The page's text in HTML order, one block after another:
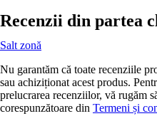
Recenzii din partea
Salt zonă
Nu garantăm că toate recenziile
sau achiziționat acest produs.
prelucrarea recenziilor, vă rugăm
corespunzătoare din Termeni și